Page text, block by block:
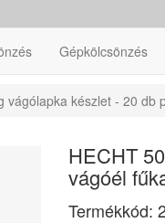
Gépkölcsönzés
vágólapka készlet - 20 db
HECHT
vágóél
Termékkód: